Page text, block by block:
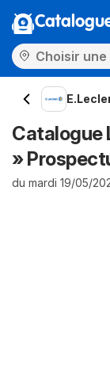
Catalogue
»
du mardi 19/05/